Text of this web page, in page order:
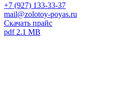
+7 (927) 133-33-37
mail@zolotoy-poyas.ru
Скачать прайс
pdf 2.1 MB